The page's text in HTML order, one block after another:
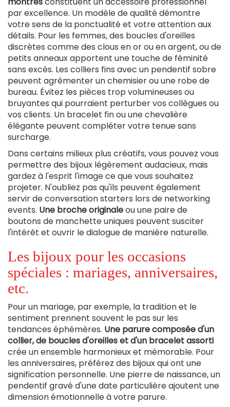
par excellence. Un modèle de qualité démontre
votre sens de la ponctualité et votre attention aux
détails. Pour les femmes, des boucles d'oreilles
discrètes comme des clous en or ou en argent, ou de
petits anneaux apportent une touche de féminité
sans excès. Les colliers fins avec un pendentif sobre
peuvent agrémenter un chemisier ou une robe de
bureau. Évitez les pièces trop volumineuses ou
bruyantes qui pourraient perturber vos collègues ou
vos clients. Un bracelet fin ou une chevalière
élégante peuvent compléter votre tenue sans
surcharge.
Dans certains milieux plus créatifs, vous pouvez vous
permettre des bijoux légèrement audacieux, mais
gardez à l'esprit l'image ce que vous souhaitez
projeter. N'oubliez pas qu'ils peuvent également
servir de conversation starters lors de networking
events. Une broche originaleou une paire de
boutons de manchette uniques peuvent susciter
l'intérêt et ouvrir le dialogue de manière naturelle.
Les bijoux pour les occasions
spéciales : mariages, anniversaires,
etc.
Pour un mariage, par exemple, la tradition et le
sentiment prennent souvent le pas sur les
tendances éphémères. Une parure composée d'un
collier, de boucles d'oreilles et d'un bracelet assorti
crée un ensemble harmonieux et mémorable. Pour
les anniversaires, préférez des bijoux qui ont une
signification personnelle. Une pierre de naissance, un
pendentif gravé d'une date particulière ajoutent une
dimension émotionnelle à votre parure.